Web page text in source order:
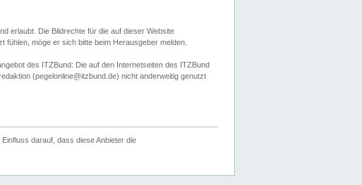
erlaubt. Die Bildrechte für die auf dieser Website
möge er sich bitte beim Herausgeber melden.
des ITZBund: Die auf den Internetseiten des ITZBund
(pegelonline@itzbund.de) nicht anderweitig genutzt
darauf, dass diese Anbieter die